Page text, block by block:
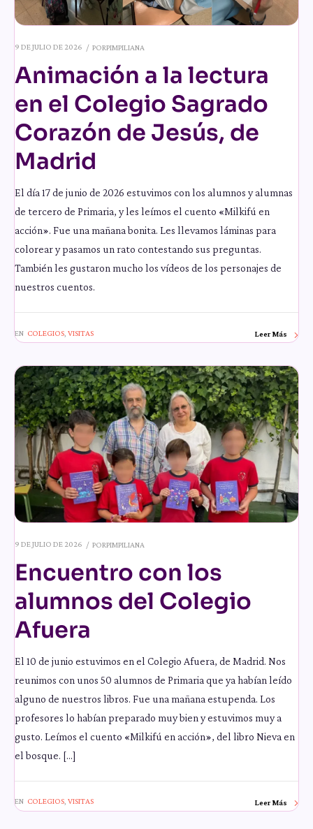
9 DE JULIO DE 2026 PORPIMPILIANA
Animación a la lectura
en el Colegio Sagrado
Corazón de Jesús, de
Madrid
El día 17 de junio de 2026 estuvimos con los alumnos y alumnas
de tercero de Primaria, y les leímos el cuento «Milkifú en
acción». Fue una mañana bonita. Les llevamos láminas para
colorear y pasamos un rato contestando sus preguntas.
También les gustaron mucho los vídeos de los personajes de
nuestros cuentos.
EN COLEGIOS VISITAS Leer Más
9 DE JULIO DE 2026 PORPIMPILIANA
Encuentro con los
alumnos del Colegio
Afuera
El 10 de junio estuvimos en el Colegio Afuera, de Madrid. Nos
reunimos con unos 50 alumnos de Primaria que ya habían leído
alguno de nuestros libros. Fue una mañana estupenda. Los
profesores lo habían preparado muy bien y estuvimos muy a
gusto. Leímos el cuento «Milkifú en acción», del libro Nieva en
el bosque. […]
EN COLEGIOS, VISITAS Leer Más